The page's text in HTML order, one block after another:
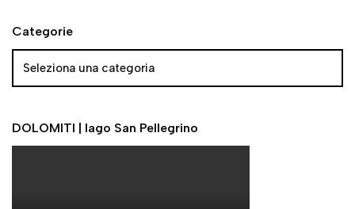
Categorie
DOLOMITI | lago San Pellegrino